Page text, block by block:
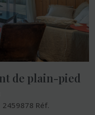
de plain-pied
2459878 Réf.